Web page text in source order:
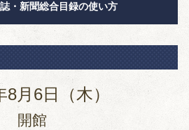
・新聞総合目録の使い方
8月6日（木）
開館